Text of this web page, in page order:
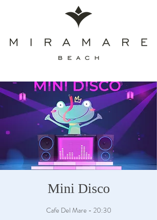
Mini Disco
Cafe Del Mare - 20:30